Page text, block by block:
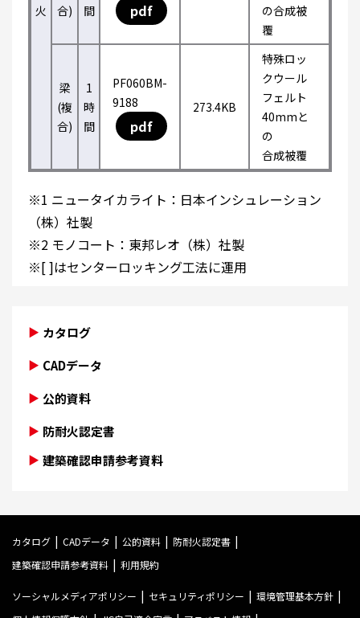
火
合)
間
pdf
の合成被
覆
梁
(複
合)
1
時
間
PF060BM-
9188
pdf
273.4KB
特殊ロッ
クウール
フェルト
40mmと
の
合成被覆
※1 ニュータイカライト：日本インシュレーション
（株）社製
※2 モノコート：東邦レオ（株）社製
※[ ]はセンターロッキング工法に運用
カタログ
CADデータ
公的資料
防耐火認定書
建築確認申請参考資料
カタログ CADデータ 公的資料
防耐火認定書
建築確認申請参考資料
利用規約
ソーシャルメディアポリシー セキュリティポリシー
環境管理基本方針